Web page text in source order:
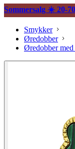
Sommersalg ☀️ 20-
Smykker
Øredobber
Øredobber med